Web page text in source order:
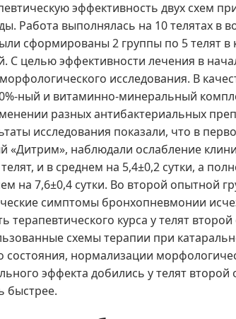
эффективность двух схем
Работа выполнялась на 10 телятах в
сформированы 2 группы по 5 телят в
С целью эффективности лечения в
исследования. В
ный и витаминно-минеральный
разных антибактериальных
исследования показали, что в
«Дитрим», наблюдали ослабление
и в среднем на 5,4±0,2 сутки, а
на 7,6±0,4 сутки. Во второй опытной
симптомы бронхопневмонии
терапевтического курса у телят
схемы терапии при
нормализации
эффекта добились у телят
быстрее.